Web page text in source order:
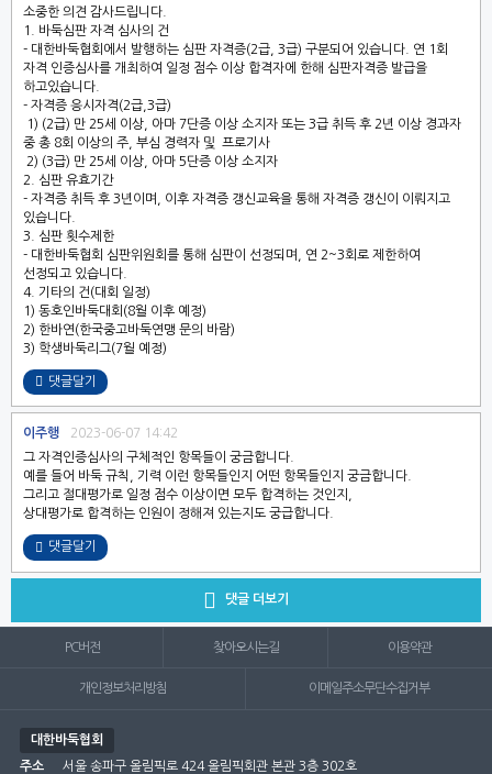
소중한 의견 감사드립니다.
1. 바둑심판 자격 심사의 건
- 대한바둑협회에서 발행하는 심판 자격증(2급, 3급) 구분되어 있습니다. 연 1회
자격 인증심사를 개최하여 일정 점수 이상 합격자에 한해 심판자격증 발급을
하고있습니다.
- 자격증 응시자격(2급,3급)
1) (2급) 만 25세 이상, 아마 7단증 이상 소지자 또는 3급 취득 후 2년 이상 경과자
중 총 8회 이상의 주, 부심 경력자 및 프로기사
2) (3급) 만 25세 이상, 아마 5단증 이상 소지자
2. 심판 유효기간
- 자격증 취득 후 3년이며, 이후 자격증 갱신교육을 통해 자격증 갱신이 이뤄지고
있습니다.
3. 심판 횟수제한
- 대한바둑협회 심판위원회를 통해 심판이 선정되며, 연 2~3회로 제한하여
선정되고 있습니다.
4. 기타의 건(대회 일정)
1) 동호인바둑대회(8월 이후 예정)
2) 한바연(한국중고바둑연맹 문의 바람)
3) 학생바둑리그(7월 예정)
댓글달기
이주행
2023-06-07 14:42
그 자격인증심사의 구체적인 항목들이 궁금합니다.
예를 들어 바둑 규칙, 기력 이런 항목들인지 어떤 항목들인지 궁금합니다.
그리고 절대평가로 일정 점수 이상이면 모두 합격하는 것인지,
상대평가로 합격하는 인원이 정해져 있는지도 궁급합니다.
댓글달기
 댓글 더보기
PC버전 찾아오시는길 이용약관
개인정보처리방침 이메일주소무단수집거부
대한바둑협회
주소
서울 송파구 올림픽로 424 올림픽회관 본관 3층 302호